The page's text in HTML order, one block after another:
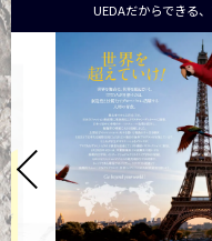
UEDAだからできる